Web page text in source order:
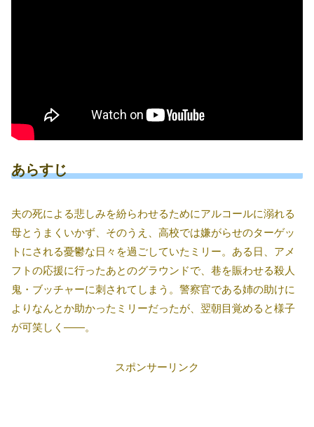
あらすじ
夫の死による悲しみを紛らわせるためにアルコールに溺れる
母とうまくいかず、そのうえ、高校では嫌がらせのターゲッ
トにされる憂鬱な日々を過ごしていたミリー。ある日、アメ
フトの応援に行ったあとのグラウンドで、巷を賑わせる殺人
鬼・ブッチャーに刺されてしまう。警察官である姉の助けに
よりなんとか助かったミリーだったが、翌朝目覚めると様子
が可笑しく――。
スポンサーリンク